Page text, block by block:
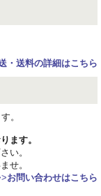
・送料の詳細はこちら
。
ます。
い。
せ。
お問い合わせはこちら